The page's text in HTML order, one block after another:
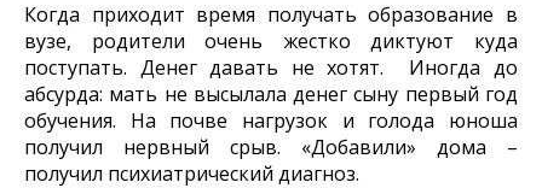
Когда приходит время получать образование в
вузе, родители очень жестко диктуют куда
поступать. Денег давать не хотят. Иногда до
абсурда: мать не высылала денег сыну первый год
обучения. На почве нагрузок и голода юноша
получил нервный срыв. «Добавили» дома –
получил психиатрический диагноз.